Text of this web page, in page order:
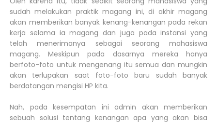
sudah melakukan praktik magang ini, di akhir magang
akan memberikan banyak kenang-kenangan pada rekan
kerja selama ia magang dan juga pada instansi yang
telah menerimanya sebagai seorang mahasiswa
magang. Meskipun pada dasarnya mereka hanya
berfoto-foto untuk mengenang itu semua dan mungkin
akan terlupakan saat foto-foto baru sudah banyak
berdatangan mengisi HP kita.
Nah, pada kesempatan ini admin akan memberikan
sebuah solusi tentang kenangan apa yang akan bisa